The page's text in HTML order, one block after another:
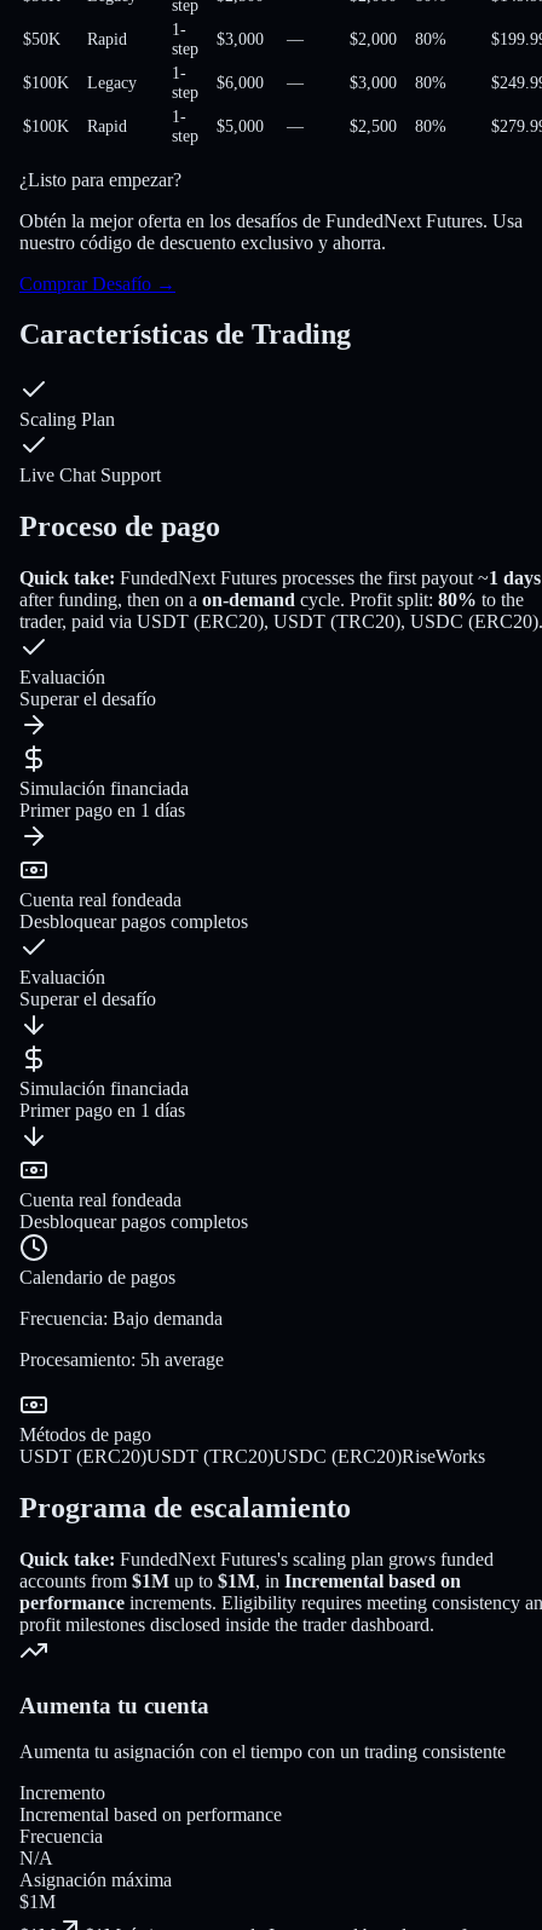
step
$50K Rapid
1-
step
$3,000 — $2,000 80%
$100K Legacy
1-
step
$6,000 — $3,000 80%
$100K Rapid
1-
step
$5,000 — $2,500 80%
¿Listo para empezar?
Obtén la mejor oferta en los desafíos de FundedNext Futures. Usa
nuestro código de descuento exclusivo y ahorra.
Comprar Desafío →
Características de Trading
Scaling Plan
Live Chat Support
Proceso de pago
Quick take: FundedNext Futures processes the first payout ~1 days
after funding, then on a on-demand cycle. Profit split: 80% to the
trader, paid via USDT (ERC20), USDT (TRC20), USDC (ERC20).
Evaluación
Superar el desafío
Simulación financiada
Primer pago en 1 días
Cuenta real fondeada
Desbloquear pagos completos
Evaluación
Superar el desafío
Simulación financiada
Primer pago en 1 días
Cuenta real fondeada
Desbloquear pagos completos
Calendario de pagos
Frecuencia: Bajo demanda
Procesamiento: 5h average
Métodos de pago
USDT (ERC20)USDT (TRC20)USDC (ERC20)RiseWorks
Programa de escalamiento
Quick take: FundedNext Futures's scaling plan grows funded
accounts from $1M up to $1M, in Incremental based on
performance increments. Eligibility requires meeting consistency
profit milestones disclosed inside the trader dashboard.
Aumenta tu cuenta
Aumenta tu asignación con el tiempo con un trading consistente
Incremento
Incremental based on performance
Frecuencia
N/A
Asignación máxima
$1M